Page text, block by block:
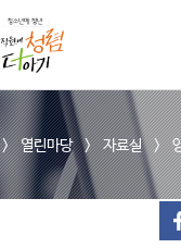
본문내용 바로가기
>열린마당>자료실>